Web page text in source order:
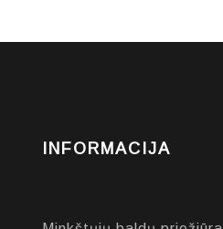
INFORMACIJA